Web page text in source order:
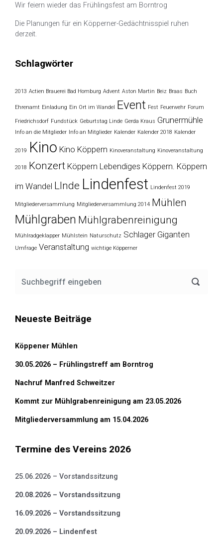
Wir feiern wieder das Frühlingsfest am Borntrog
Die Planungen für ein Köpperner-Gedächtnisspiel ruhen
derzeit.
Schlagwörter
2013 Actien Brauerei Bad Homburg Advent Aston Martin Beiz Braas Buch
Ehrenamt Einladung Ein Ort im Wandel Event Fest Feuerwehr Forum
Friedrichsdorf Fundstück Geburtstag Linde Gerda Kraus Grunermühle
Info an die Mitglieder Info an Mitglieder Kalender Kalender 2018 Kalender
2019 Kino Kino Köppern Kinoveranstaltung Kinoveranstaltung
2018 Konzert Köppern Lebendiges Köppern. Köppern
im Wandel LInde Lindenfest Lindenfest 2019
Mitgliederversammlung Mitgliederversammlung 2014 Mühlen
Mühlgraben Mühlgrabenreinigung
Mühlradgeklapper Mühlstein Naturschutz Schlager Giganten
Umfrage Veranstaltung wichtige Köpperner
Neueste Beiträge
Köppener Mühlen
30.05.2026 – Frühlingstreff am Borntrog
Nachruf Manfred Schweitzer
Kommt zur Mühlgrabenreinigung am 23.05.2026
Mitgliederversammlung am 15.04.2026
Termine des Vereins 2026
25.06.2026 – Vorstandssitzung
20.08.2026 – Vorstandssitzung
16.09.2026 – Vorstandssitzung
20.09.2026 – Lindenfest